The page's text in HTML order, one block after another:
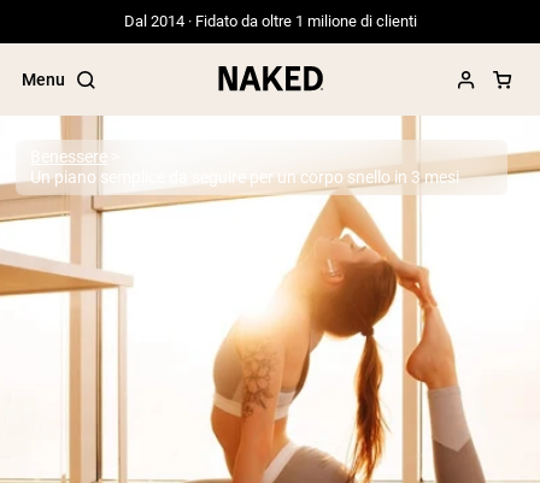
Dal 2014 · Fidato da oltre 1 milione di clienti
Menu
Termini di ricerca popolari
”Protein Powder“
PROTEIN POWDERS Best Seller
Benessere
Un piano semplice da seguire per un corpo snello in 3 mesi